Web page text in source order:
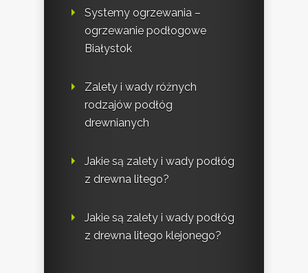
Systemy ogrzewania –
ogrzewanie podłogowe
Białystok
Zalety i wady różnych
rodzajów podłóg
drewnianych
Jakie są zalety i wady podłóg
z drewna litego?
Jakie są zalety i wady podłóg
z drewna litego klejonego?